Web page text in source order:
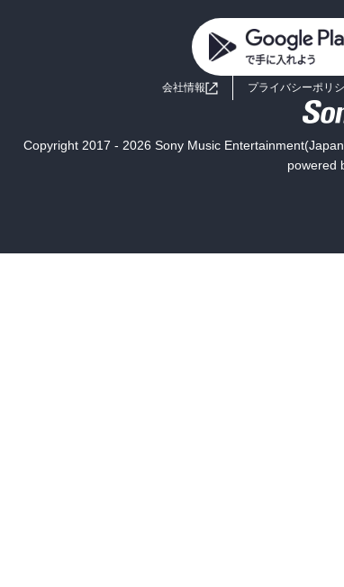
会社情報 プライバシーポリ
Copyright 2017 - 2026 Sony Music
powered